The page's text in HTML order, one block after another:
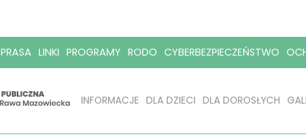
PRASA LINKI PROGRAMY RODO CYBERBEZPIECZEŃSTWO
INFORMACJE DLA DZIECI DLA DOROSŁYCH